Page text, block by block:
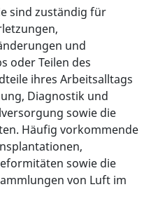
sind zuständig für
und
oder Teilen des
ihres Arbeitsalltags
Diagnostik und
sowie die
Häufig vorkommende
sowie die
von Luft im